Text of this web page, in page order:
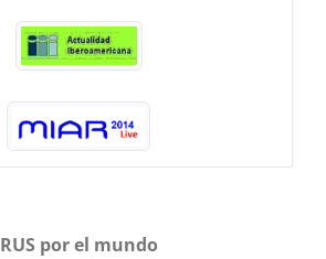
RUS por el mundo